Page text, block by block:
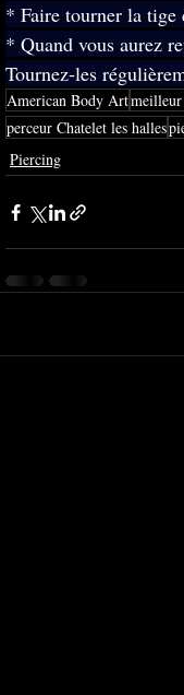
* Faire tourner la tige
* Quand vous aurez
Tournez-les
American Body Art
perceur Chatelet les halles
Piercing